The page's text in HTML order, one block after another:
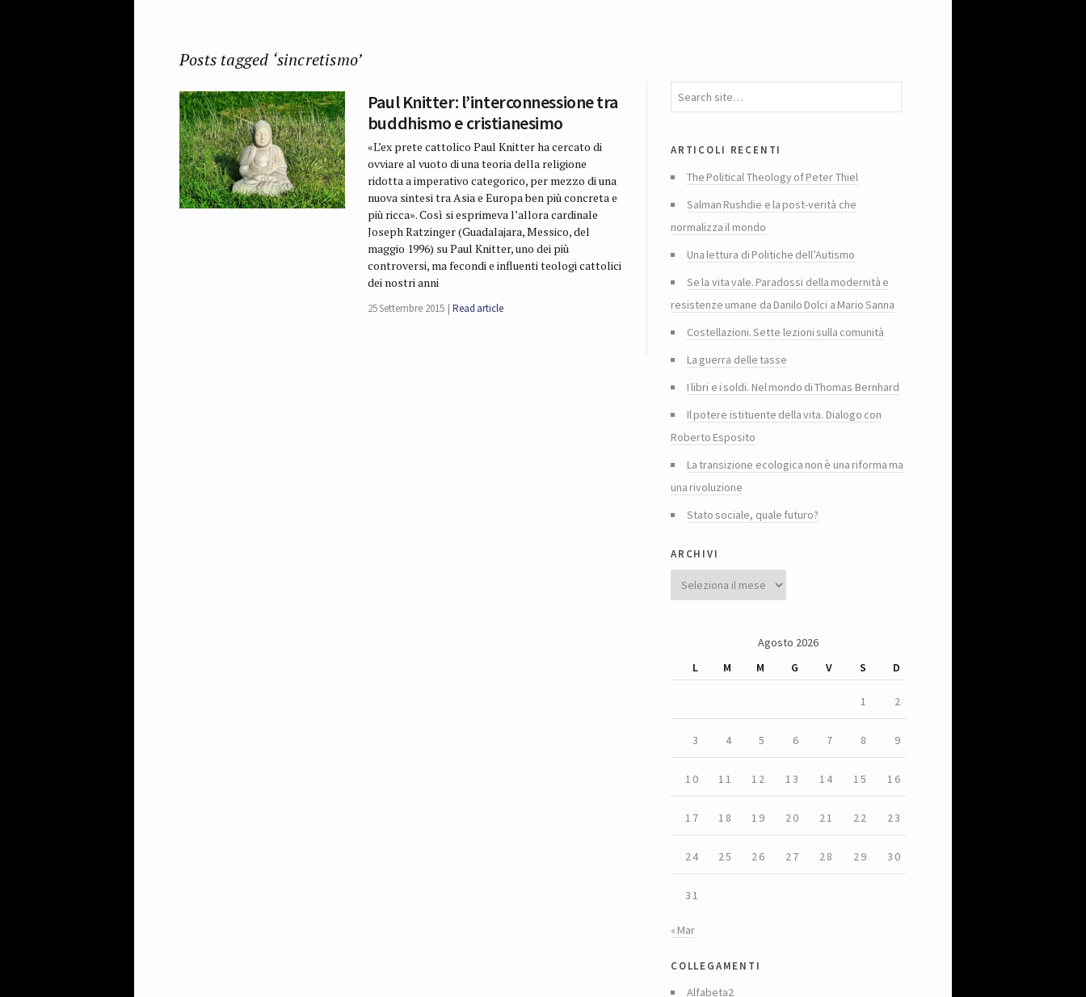
Posts tagged ‘sincretismo’
Paul Knitter: l’interconnessione tra
buddhismo e cristianesimo
«L’ex prete cattolico Paul Knitter ha cercato di
ovviare al vuoto di una teoria della religione
ridotta a imperativo categorico, per mezzo di una
nuova sintesi tra Asia e Europa ben più concreta e
più ricca». Così si esprimeva l’allora cardinale
Joseph Ratzinger (Guadalajara, Messico, del
maggio 1996) su Paul Knitter, uno dei più
controversi, ma fecondi e influenti teologi cattolici
dei nostri anni
25 Settembre 2015 Read article
articoli recenti
The Political Theology of Peter Thiel
Salman Rushdie e la post-verità che
normalizza il mondo
Una lettura di Politiche dell’Autismo
Se la vita vale. Paradossi della modernità e
resistenze umane da Danilo Dolci a Mario Sanna
Costellazioni. Sette lezioni sulla comunità
La guerra delle tasse
I libri e i soldi. Nel mondo di Thomas Bernhard
Il potere istituente della vita. Dialogo con
Roberto Esposito
La transizione ecologica non è una riforma ma
una rivoluzione
Stato sociale, quale futuro?
archivi
Agosto 2026
L
M M G V S D
1 2
3 4 5 6 7 8 9
10 11 12 13 14 15 16
17 18 19 20 21 22 23
24 25 26 27 28 29 30
31
« Mar
collegamenti
Alfabeta2